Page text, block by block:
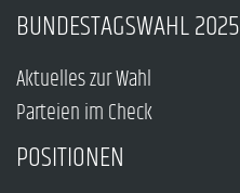
BUNDESTAGSWAHL 2025
Aktuelles zur Wahl
Parteien im Check
POSITIONEN